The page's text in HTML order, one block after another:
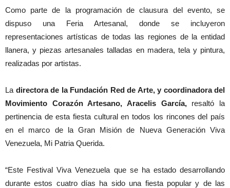
Como parte de la programación de clausura del evento, se
dispuso una Feria Artesanal, donde se incluyeron
representaciones artísticas de todas las regiones de la entidad
llanera, y piezas artesanales talladas en madera, tela y pintura,
realizadas por artistas.
La directora de la Fundación Red de Arte, y coordinadora del
Movimiento Corazón Artesano, Aracelis García,resaltó la
pertinencia de esta fiesta cultural en todos los rincones del país
en el marco de la Gran Misión de Nueva Generación Viva
Venezuela, Mi Patria Querida.
“Este Festival Viva Venezuela que se ha estado desarrollando
durante estos cuatro días ha sido una fiesta popular y de las